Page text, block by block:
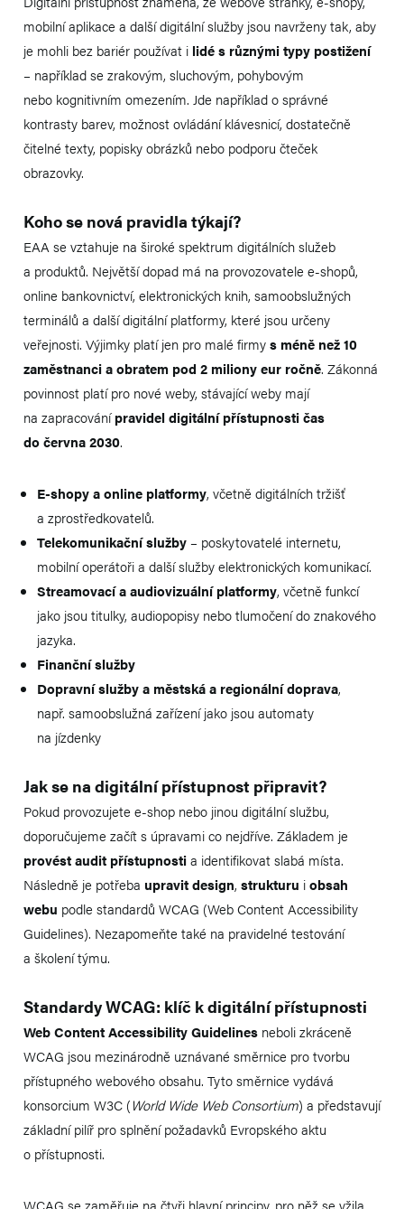
mobilní aplikace a další digitální služby jsou navrženy tak, aby
je mohli bez bariér používat i lidé s různými typy postižení
– například se zrakovým, sluchovým, pohybovým
nebo kognitivním omezením. Jde například o správné
kontrasty barev, možnost ovládání klávesnicí, dostatečně
čitelné texty, popisky obrázků nebo podporu čteček
obrazovky.
Koho se nová pravidla týkají?
EAA se vztahuje na široké spektrum digitálních služeb
a produktů. Největší dopad má na provozovatele e-shopů,
online bankovnictví, elektronických knih, samoobslužných
terminálů a další digitální platformy, které jsou určeny
veřejnosti. Výjimky platí jen pro malé firmys méně než 10
zaměstnanci a obratem pod 2 miliony eur ročně. Zákonná
povinnost platí pro nové weby, stávající weby mají
na zapracovánípravidel digitální přístupnosti čas
do června 2030.
E-shopy a online platformy, včetně digitálních tržišť
a zprostředkovatelů.
Telekomunikační služby– poskytovatelé internetu,
mobilní operátoři a další služby elektronických komunikací.
Streamovací a audiovizuální platformy, včetně funkcí
jako jsou titulky, audiopopisy nebo tlumočení do znakového
jazyka.
Finanční služby
Dopravní služby a městská a regionální doprava,
např. samoobslužná zařízení jako jsou automaty
na jízdenky
Jak se na digitální přístupnost připravit?
Pokud provozujete e-shop nebo jinou digitální službu,
doporučujeme začít s úpravami co nejdříve. Základem je
provést audit přístupnostia identifikovat slabá místa.
Následně je potřeba upravit design, strukturu iobsah
webu podle standardů WCAG (Web Content Accessibility
Guidelines). Nezapomeňte také na pravidelné testování
a školení týmu.
Standardy WCAG: klíč k digitální přístupnosti
Web Content Accessibility Guidelines neboli zkráceně
WCAG jsou mezinárodně uznávané směrnice pro tvorbu
přístupného webového obsahu. Tyto směrnice vydává
konsorcium W3C (World Wide Web Consortium) a představují
základní pilíř pro splnění požadavků Evropského aktu
o přístupnosti.
WCAG se zaměřuje na čtyři hlavní principy, pro něž se vžila